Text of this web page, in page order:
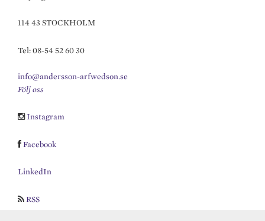
114 43 STOCKHOLM
Tel: 08-54 52 60 30
info@andersson-arfwedson.se
Följ oss
Instagram
Facebook
LinkedIn
RSS